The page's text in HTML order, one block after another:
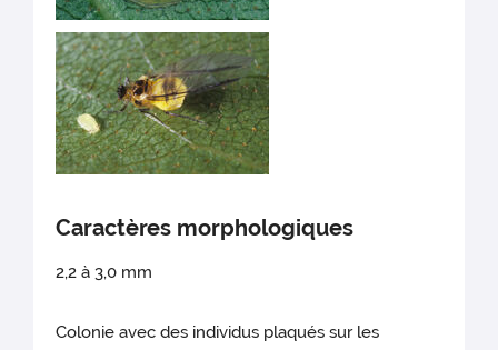
Caractères morphologiques
2,2 à 3,0 mm
Colonie avec des individus plaqués sur les